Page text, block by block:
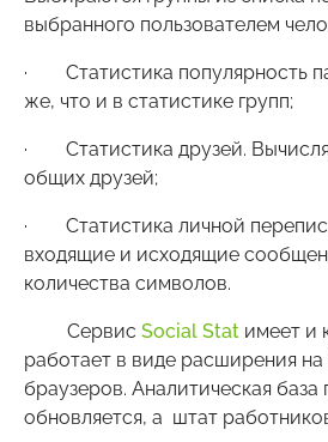
выбранного пользователем
· Статистика популярность
же, что и в статистике групп;
· Статистика друзей.
общих друзей;
· Статистика личной
входящие и исходящие
количества символов.
Сервис Social Stat имеет и
работает в виде расширения
браузеров. Аналитическая база
обновляется, а штат